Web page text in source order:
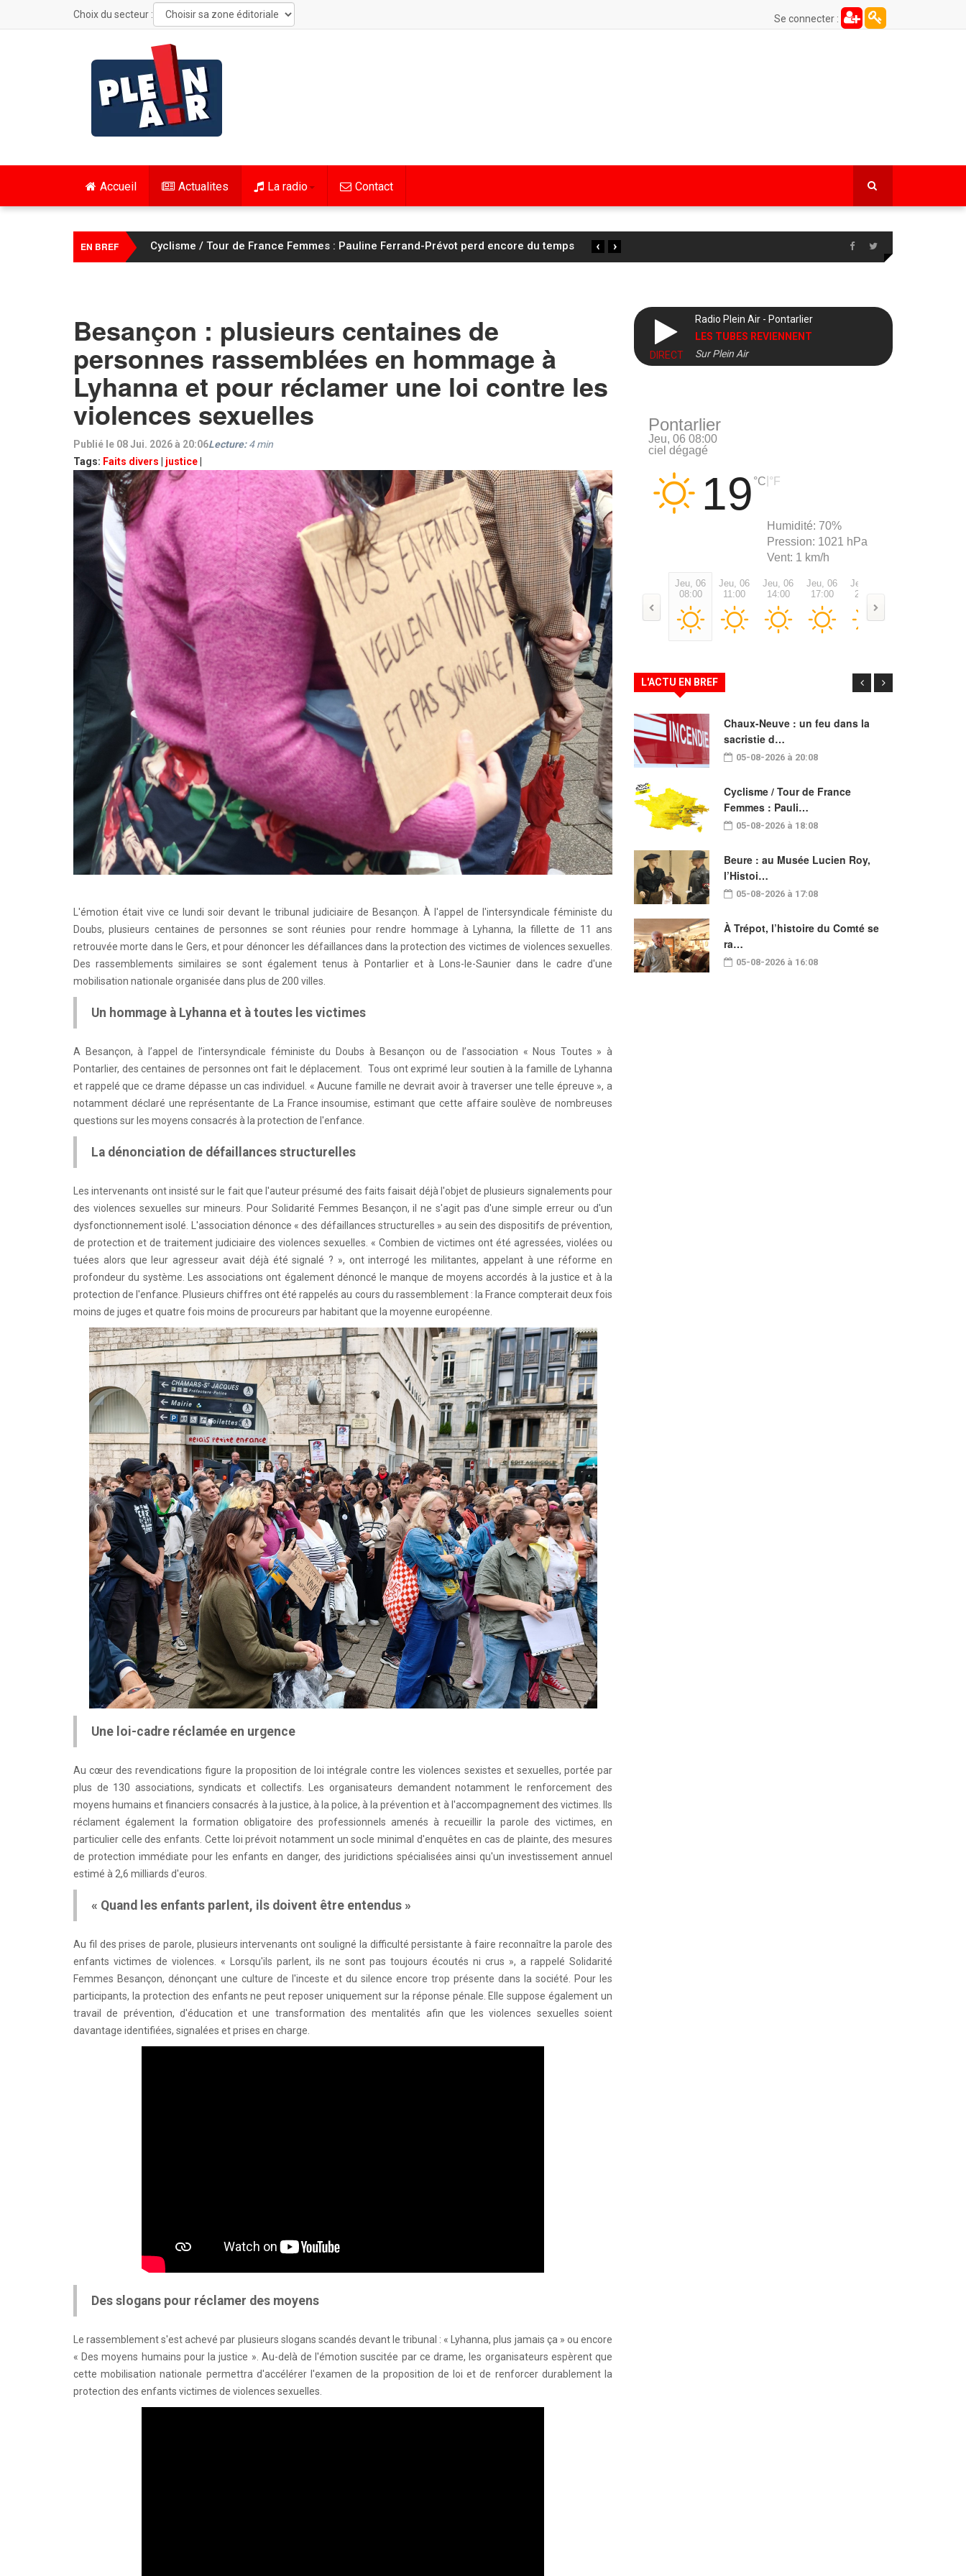
Choix du secteur : Se connecter :
Accueil Actualites La radio Contact
EN BREF Cyclisme / Tour de France Femmes : Pauline Ferrand-Prévot perd encore du temps ›
‹
Besançon : plusieurs centaines de
personnes rassemblées en hommage à
Lyhanna et pour réclamer une loi contre les
violences sexuelles
Publié le 08 Jui. 2026 à 20:06
Tags: Faits divers justice
Lecture: 4min
L'émotion était vive ce lundi soir devant le tribunal judiciaire de Besançon. À l'appel de l'intersyndicale féministe du
Doubs, plusieurs centaines de personnes se sont réunies pour rendre hommage à Lyhanna, la fillette de 11 ans
retrouvée morte dans le Gers, et pour dénoncer les défaillances dans la protection des victimes de violences sexuelles.
Des rassemblements similaires se sont également tenus à Pontarlier et à Lons-le-Saunier dans le cadre d'une
mobilisation nationale organisée dans plus de 200 villes.
Un hommage à Lyhanna et à toutes les victimes
A Besançon, à l’appel de l’intersyndicale féministe du Doubs à Besançon ou de l’association « Nous Toutes » à
Pontarlier, des centaines de personnes ont fait le déplacement. Tous ont exprimé leur soutien à la famille de Lyhanna
et rappelé que ce drame dépasse un cas individuel. « Aucune famille ne devrait avoir à traverser une telle épreuve », a
notamment déclaré une représentante de La France insoumise, estimant que cette affaire soulève de nombreuses
questions sur les moyens consacrés à la protection de l'enfance.
La dénonciation de défaillances structurelles
Les intervenants ont insisté sur le fait que l'auteur présumé des faits faisait déjà l'objet de plusieurs signalements pour
des violences sexuelles sur mineurs. Pour Solidarité Femmes Besançon, il ne s'agit pas d'une simple erreur ou d'un
dysfonctionnement isolé. L'association dénonce « des défaillances structurelles » au sein des dispositifs de prévention,
de protection et de traitement judiciaire des violences sexuelles. « Combien de victimes ont été agressées, violées ou
tuées alors que leur agresseur avait déjà été signalé ? », ont interrogé les militantes, appelant à une réforme en
profondeur du système. Les associations ont également dénoncé le manque de moyens accordés à la justice et à la
protection de l'enfance. Plusieurs chiffres ont été rappelés au cours du rassemblement : la France compterait deux fois
moins de juges et quatre fois moins de procureurs par habitant que la moyenne européenne.
Une loi-cadre réclamée en urgence
Au cœur des revendications figure la proposition de loi intégrale contre les violences sexistes et sexuelles, portée par
plus de 130 associations, syndicats et collectifs. Les organisateurs demandent notamment le renforcement des
moyens humains et financiers consacrés à la justice, à la police, à la prévention et à l'accompagnement des victimes. Ils
réclament également la formation obligatoire des professionnels amenés à recueillir la parole des victimes, en
particulier celle des enfants. Cette loi prévoit notamment un socle minimal d'enquêtes en cas de plainte, des mesures
de protection immédiate pour les enfants en danger, des juridictions spécialisées ainsi qu'un investissement annuel
estimé à 2,6 milliards d'euros.
« Quand les enfants parlent, ils doivent être entendus »
Au fil des prises de parole, plusieurs intervenants ont souligné la difficulté persistante à faire reconnaître la parole des
enfants victimes de violences. « Lorsqu'ils parlent, ils ne sont pas toujours écoutés ni crus », a rappelé Solidarité
Femmes Besançon, dénonçant une culture de l'inceste et du silence encore trop présente dans la société. Pour les
participants, la protection des enfants ne peut reposer uniquement sur la réponse pénale. Elle suppose également un
travail de prévention, d'éducation et une transformation des mentalités afin que les violences sexuelles soient
davantage identifiées, signalées et prises en charge.
Des slogans pour réclamer des moyens
Le rassemblement s'est achevé par plusieurs slogans scandés devant le tribunal : « Lyhanna, plus jamais ça » ou encore
« Des moyens humains pour la justice ». Au-delà de l'émotion suscitée par ce drame, les organisateurs espèrent que
cette mobilisation nationale permettra d'accélérer l'examen de la proposition de loi et de renforcer durablement la
protection des enfants victimes de violences sexuelles.
DIRECT
Radio Plein Air - Pontarlier
LES TUBES REVIENNENT
Sur Plein Air
Pontarlier
Jeu, 06 08:00
ciel dégagé
19 °C °F
Humidité: 70%
Pression: 1021 hPa
Vent: 1 km/h
Jeu, 06
08:00
Jeu, 06
11:00
Jeu, 06
14:00
Jeu, 06
17:00
Jeu, 06
20:00
L'ACTU EN BREF
Chaux-Neuve : un feu dans la
sacristie d…
05-08-2026 à 20:08
Cyclisme / Tour de France
Femmes : Pauli…
05-08-2026 à 18:08
Beure : au Musée Lucien Roy,
l’Histoi…
05-08-2026 à 17:08
À Trépot, l’histoire du Comté se
ra…
05-08-2026 à 16:08